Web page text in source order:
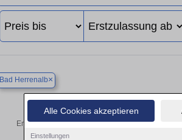
Alle Cookies akzeptieren
Einstellungen
Bad Herrenalb×
Finden Sie in Bad
Entdecken Sie in Bad Herrenalb gebrauchte VW